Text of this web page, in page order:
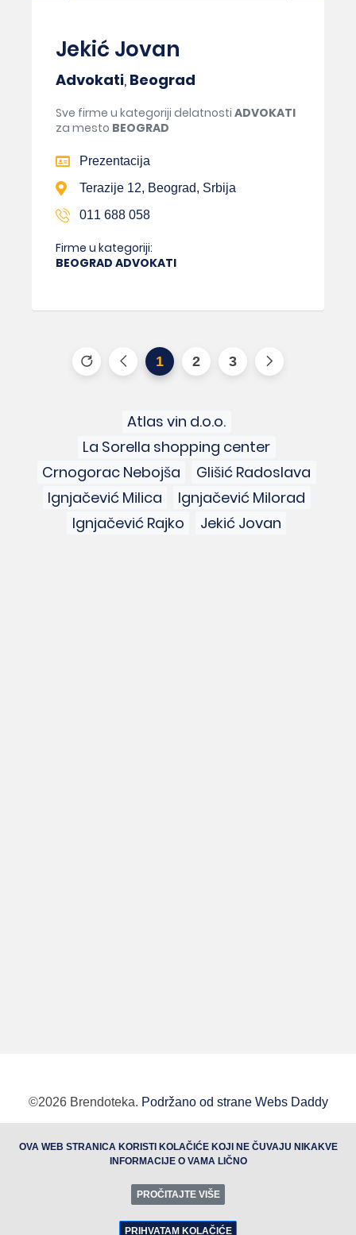
Jekić Jovan
Advokati, Beograd
Sve firme u kategoriji delatnosti ADVOKATI
za mesto BEOGRAD
Prezentacija
Terazije 12, Beograd, Srbija
011 688 058
Firme u kategoriji:
BEOGRAD ADVOKATI
1 2 3
Atlas vin d.o.o.
La Sorella shopping center
Crnogorac Nebojša
Glišić Radoslava
Ignjačević Milica
Ignjačević Milorad
Ignjačević Rajko
Jekić Jovan
©2026 Brendoteka. Podržano od strane Webs Daddy
optimizacija sajtova, web marketing
OVA WEB STRANICA KORISTI KOLAČIĆE KOJI NE ČUVAJU NIKAKVE
INFORMACIJE O VAMA LIČNO
PROČITAJTE VIŠE
PRIHVATAM KOLAČIĆE